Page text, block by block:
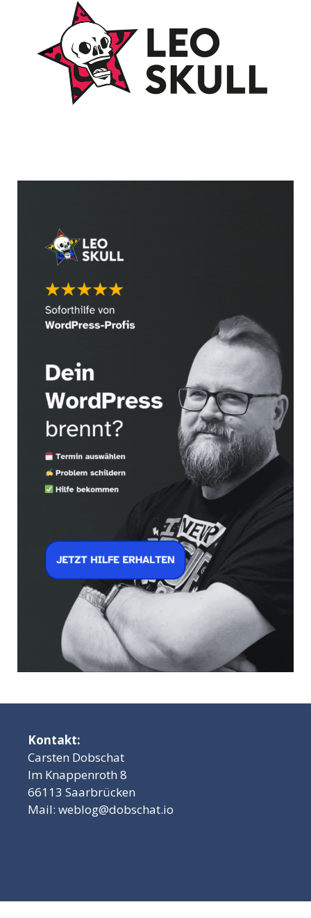
Kontakt:
Carsten Dobschat
Im Knappenroth 8
66113 Saarbrücken
Mail: weblog@dobschat.io